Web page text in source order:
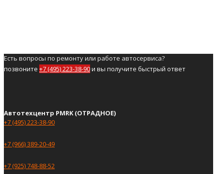
Есть вопросы по ремонту или работе автосервиса?
позвоните +7 (495) 223-38-90и вы получите быстрый ответ
Автотехцентр PMRK (ОТРАДНОЕ)
+7 (495) 223-38-90
+7 (966) 389-20-49
+7 (925) 748-88-52